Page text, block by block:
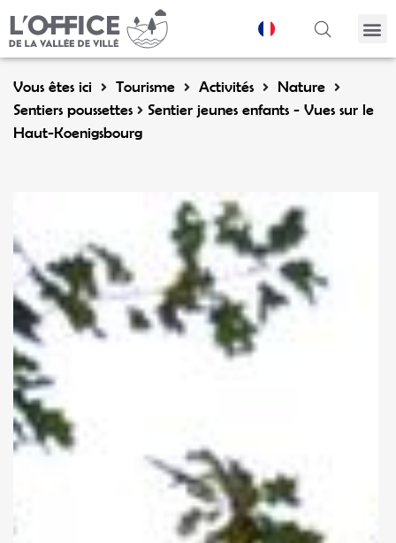
Vous êtes ici Tourisme Activités
Nature
Sentiers poussettes
Sentier jeunes enfants - Vues sur le
Haut-Koenigsbourg
Panneau de gestion des cookies